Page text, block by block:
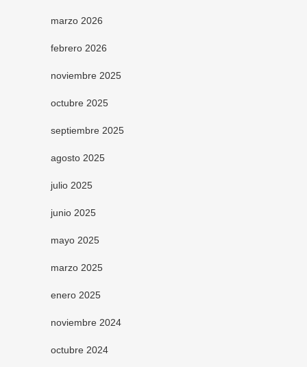
marzo 2026
febrero 2026
noviembre 2025
octubre 2025
septiembre 2025
agosto 2025
julio 2025
junio 2025
mayo 2025
marzo 2025
enero 2025
noviembre 2024
octubre 2024